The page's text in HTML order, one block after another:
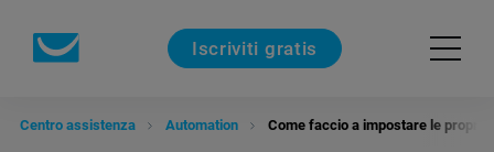
Iscriviti gratis
Centro assistenza Automation Come faccio a impostare le